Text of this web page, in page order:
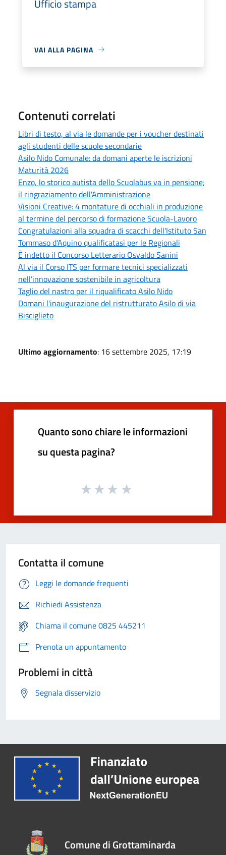
Ufficio stampa
VAI ALLA PAGINA
Contenuti correlati
Libri di testo, al via le domande per i voucher destinati
agli studenti delle scuole secondarie
Asilo Nido Comunale: da domani aperte le iscrizioni
Maturità 2026
Enzo, lo storico autista dello Scuolabus va in pensione;
il ringraziamento dell'Amministrazione
Visioni Creative: 4 montature di occhiali in produzione
al termine del percorso di formazione Scuola-Lavoro
Congratulazioni alla squadra di scacchi dell'Istituto San
Tommaso d'Aquino qualificatasi per le Regionali
È indetto il Concorso Letterario Osvaldo Sanini
Al via il Corso ITS per formare tecnici specializzati
nell’innovazione sostenibile in agricoltura
Taglio del nastro per il riqualificato Asilo Nido
Domani l'inaugurazione del ristrutturato Asilo di via
Bisciglieto
Ultimo aggiornamento: 16 settembre 2025, 17:19
Quanto sono chiare le informazioni
su questa pagina?
Contatta il comune
Leggi le domande frequenti
Richiedi Assistenza
Chiama il comune 0825 445211
Prenota un appuntamento
Problemi in città
Segnala disservizio
Comune di Grottaminarda